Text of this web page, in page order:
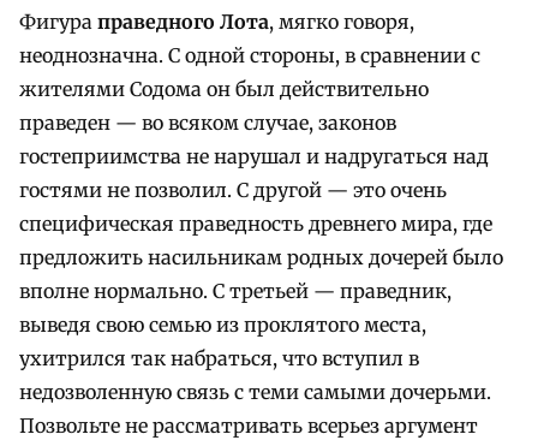
Фигура праведного Лота, мягко говоря,
неоднозначна. С одной стороны, в сравнении с
жителями Содома он был действительно
праведен — во всяком случае, законов
гостеприимства не нарушал и надругаться над
гостями не позволил. С другой — это очень
специфическая праведность древнего мира, где
предложить насильникам родных дочерей было
вполне нормально. С третьей — праведник,
выведя свою семью из проклятого места,
ухитрился так набраться, что вступил в
недозволенную связь с теми самыми дочерьми.
Позвольте не рассматривать всерьез аргумент